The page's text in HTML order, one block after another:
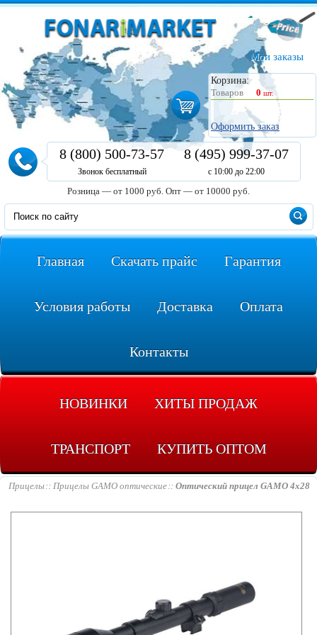
Мои заказы
Корзина:
Товаров
0 шт.
Оформить заказ
8 (800) 500-73-57
Звонок бесплатный
8 (495) 999-37-07
с 10:00 до 22:00
Розница — от 1000 руб. Опт — от 10000 руб.
Главная Скачать прайс Гарантия
Условия работы Доставка Оплата
Контакты
НОВИНКИ ХИТЫ ПРОДАЖ
ТРАНСПОРТ КУПИТЬ ОПТОМ
Прицелы Прицелы GAMO оптические Оптический прицел GAMO 4x28